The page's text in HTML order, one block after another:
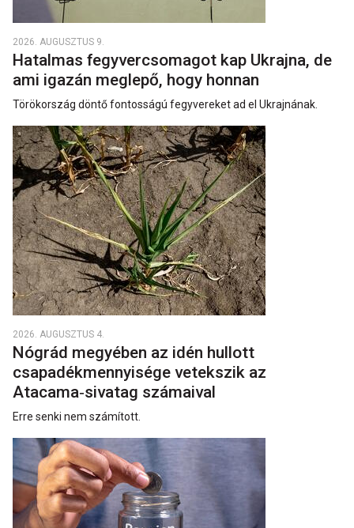
2026. AUGUSZTUS 9.
Hatalmas fegyvercsomagot kap Ukrajna, de
ami igazán meglepő, hogy honnan
Törökország döntő fontosságú fegyvereket ad el Ukrajnának.
2026. AUGUSZTUS 4.
Nógrád megyében az idén hullott
csapadékmennyisége vetekszik az
Atacama‑sivatag számaival
Erre senki nem számított.